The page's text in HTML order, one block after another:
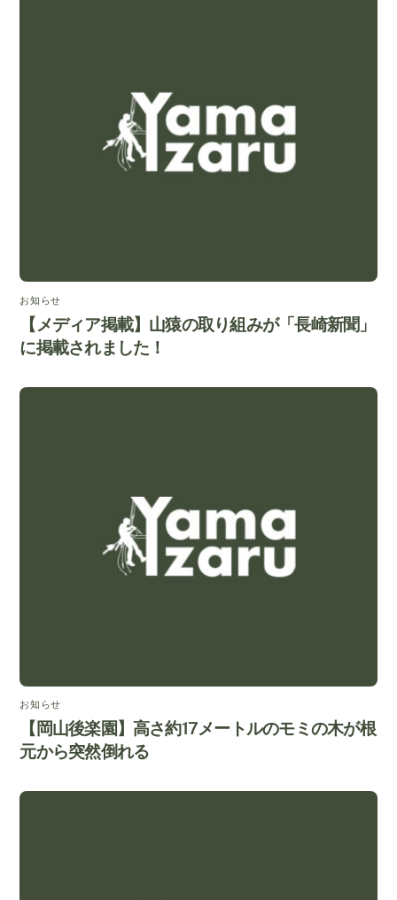
お知らせ
【メディア掲載】山猿の取り組みが「長崎新聞」
に掲載されました！
お知らせ
【岡山後楽園】高さ約17メートルのモミの木が根
元から突然倒れる